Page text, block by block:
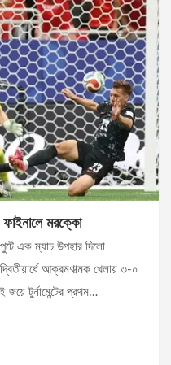
ফাইনালে মরক্কো
এক ম্যাচ উপহার দিলো
আক্রমণাত্মক খেলায় ৩-০
টুর্নামেন্টের প্রথম…